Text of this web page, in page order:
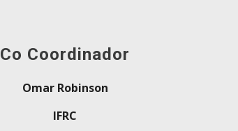
Co Coordinador
Omar Robinson
IFRC